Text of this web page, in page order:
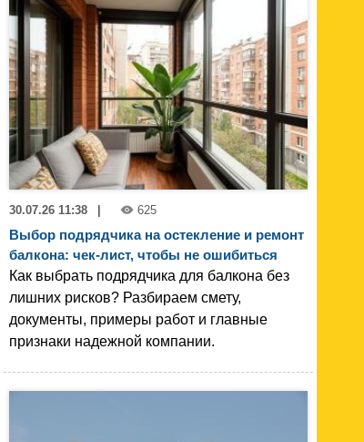
30.07.26 11:38 625
Выбор подрядчика на остекление и ремонт
балкона: чек-лист, чтобы не ошибиться
Как выбрать подрядчика для балкона без
лишних рисков? Разбираем смету,
документы, примеры работ и главные
признаки надежной компании.